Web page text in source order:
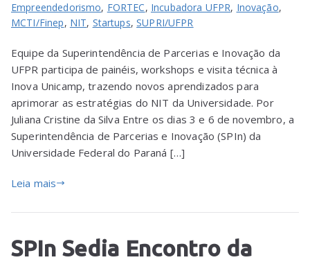
Empreendedorismo, FORTEC, Incubadora UFPR, Inovação,
MCTI/Finep, NIT, Startups,SUPRI/UFPR
Equipe da Superintendência de Parcerias e Inovação da
UFPR participa de painéis, workshops e visita técnica à
Inova Unicamp, trazendo novos aprendizados para
aprimorar as estratégias do NIT da Universidade. Por
Juliana Cristine da Silva Entre os dias 3 e 6 de novembro, a
Superintendência de Parcerias e Inovação (SPIn) da
Universidade Federal do Paraná […]
Leia mais
SPIn Sedia Encontro da